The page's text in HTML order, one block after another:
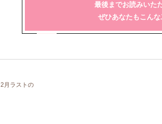
最後までお読みいた
ぜひあなたもこん
2月ラストの